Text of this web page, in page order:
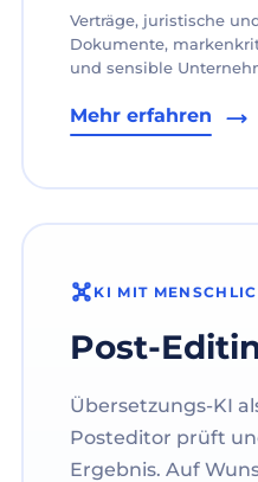
Verträge, juristische
Dokumente,
und sensible
Mehr erfahren
KI MIT
Post-
Übersetzungs-KI
Posteditor prüft
Ergebnis. Auf